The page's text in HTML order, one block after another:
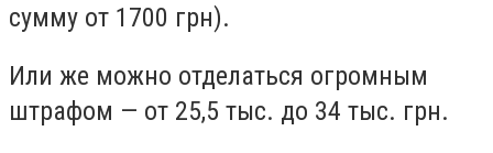
сумму от 1700 грн).
Или же можно отделаться огромным
штрафом — от 25,5 тыс. до 34 тыс. грн.